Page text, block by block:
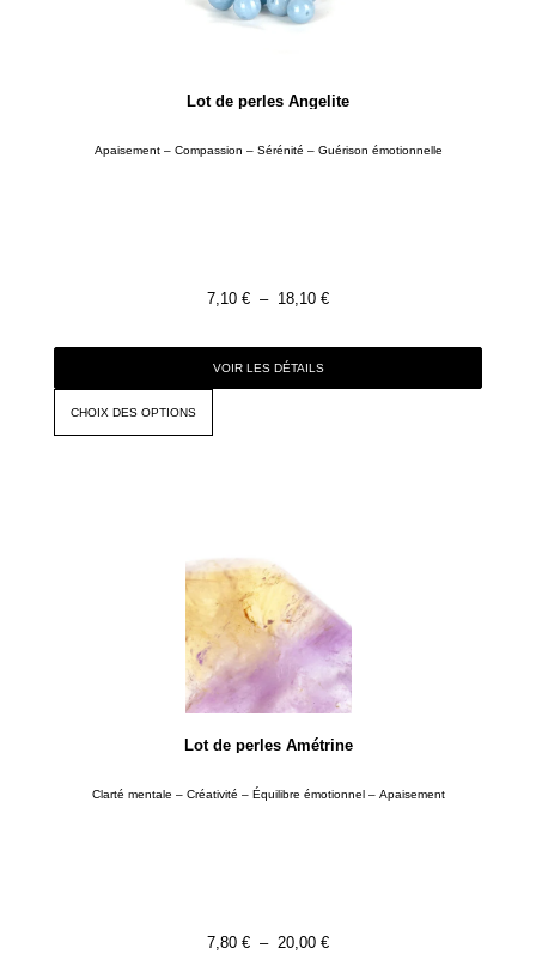
Lot de perles Angelite
Apaisement – Compassion – Sérénité – Guérison émotionnelle
7,10 € – 18,10 €
VOIR LES DÉTAILS
CHOIX DES OPTIONS
Lot de perles Amétrine
Clarté mentale – Créativité – Équilibre émotionnel – Apaisement
7,80 € – 20,00 €